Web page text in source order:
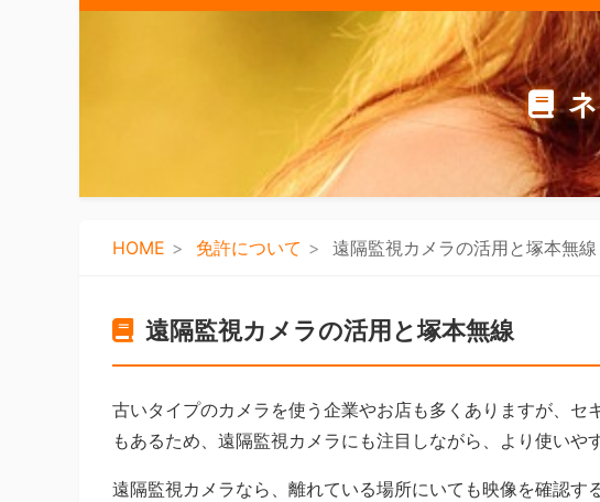
HOME 免許について 遠隔監視カメラの活用と塚本無線
遠隔監視カメラの活用と塚本無線
古いタイプのカメラを使う企業やお店も多くありますが、
もあるため、遠隔監視カメラにも注目しながら、より使いや
遠隔監視カメラなら、離れている場所にいても映像を確認